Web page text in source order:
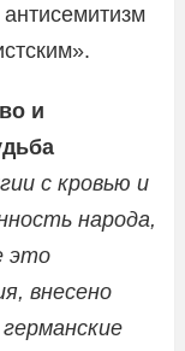
и
с кровью и
народа,
это
внесено